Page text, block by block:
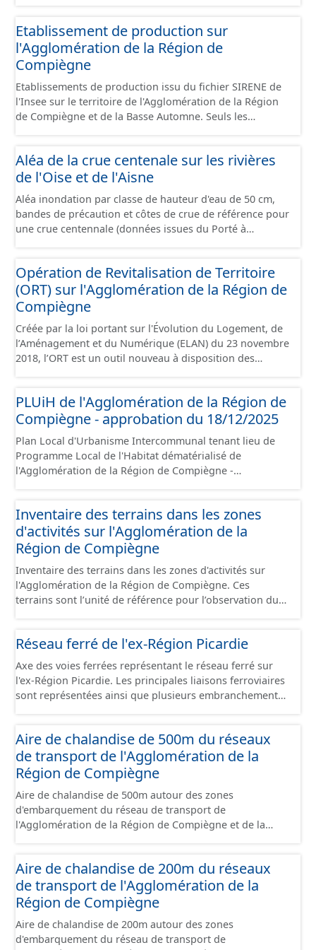
Etablissement de production sur
l'Agglomération de la Région de
Compiègne
Etablissements de production issu du fichier SIRENE de
l'Insee sur le territoire de l'Agglomération de la Région
de Compiègne et de la Basse Automne. Seuls les
et structurés conformément aux prescriptions du
standard CNIG Sites Economiques. Ce lot ne contient pas
jour. Il est filtré au-delà des prescriptions du CNIG se
limitant aux SCI.
Aléa de la crue centenale sur les rivières
de l'Oise et de l'Aisne
Aléa inondation par classe de hauteur d'eau de 50 cm,
bandes de précaution et côtes de crue de référence pour
une crue centennale (données issues du Porté à
Opération de Revitalisation de Territoire
(ORT) sur l'Agglomération de la Région de
Compiègne
Créée par la loi portant sur l'Évolution du Logement, de
l’Aménagement et du Numérique (ELAN) du 23 novembre
2018, l’ORT est un outil nouveau à disposition des
économique et social, pour lutter prioritairement contre
la dévitalisation des centres-villes. L’ORT vise une
requalification d’ensemble d’un centre-ville dont elle
facilite la rénovation du parc de logements, de locaux
commerciaux et artisanaux, et plus globalement le tissu
urbain, pour créer un cadre de vie attractif propice au
données contient le périmètre sur l'Agglomération de la
Région de Compiègne, situé sur les communes de
Compiègne, de Margny-lès-Compiègne et de Venette.
PLUiH de l'Agglomération de la Région de
Compiègne - approbation du 18/12/2025
Plan Local d'Urbanisme Intercommunal tenant lieu de
Programme Local de l'Habitat dématérialisé de
l'Agglomération de la Région de Compiègne -
de Compiègne et de la Basse Automne. Ce PLUiH est
numérisé conformément aux prescriptions nationales
du CNIG et contient les pièces administratives, le rapport
de présentation, le PADD, les règlements écrits et
graphiques, les annexes, les OAP et les données
géographiques. Malgré l'attention portée à la création
de ces données, il est rappelé que seuls les documents
Inventaire des terrains dans les zones
d'activités sur l'Agglomération de la
Région de Compiègne
Inventaire des terrains dans les zones d'activités sur
l'Agglomération de la Région de Compiègne. Ces
terrains sont l’unité de référence pour l’observation du
faisant l’objet d’un regroupement suivant leur état
d’occupation, leur stade de commercialisation, leur
stade d’aménagement et la nature de leur maîtrise
foncière. Il s'appuie globalement sur la limite de parcelle
cadastrale mais peut également la subdiviser s'il
un remembrement cadastral. Ces terrains sont
principalement à usage d'activités économiques mais ce
jeu de données contient également les terrains avec
d'autres usages situés dans ces sites (équipement,
divers, ...). Ce lot est constitué conformément aux
prescriptions du standard CNIG Sites Economiques.
Réseau ferré de l'ex-Région Picardie
Axe des voies ferrées représentant le réseau ferré sur
l'ex-Région Picardie. Les principales liaisons ferroviaires
sont représentées ainsi que plusieurs embranchements
sont désaffectées mais sont toujours physiquement
présentes sur le terrain.
Aire de chalandise de 500m du réseaux
de transport de l'Agglomération de la
Région de Compiègne
Aire de chalandise de 500m autour des zones
d'embarquement du réseau de transport de
l'Agglomération de la Région de Compiègne et de la
Aire de chalandise de 200m du réseaux
de transport de l'Agglomération de la
Région de Compiègne
Aire de chalandise de 200m autour des zones
d'embarquement du réseau de transport de